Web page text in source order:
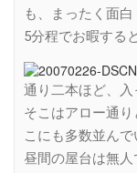
も、まったく面白
5分程でお暇する
通り二本ほど、入
そこはアロー通
こにも多数並んで
昼間の屋台は無人